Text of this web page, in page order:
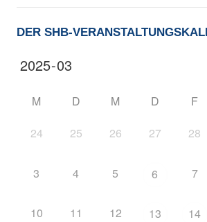
DER SHB-
M D M D F
24 25 26 27 28
3 4 5 6 7
10 11 12 13 14